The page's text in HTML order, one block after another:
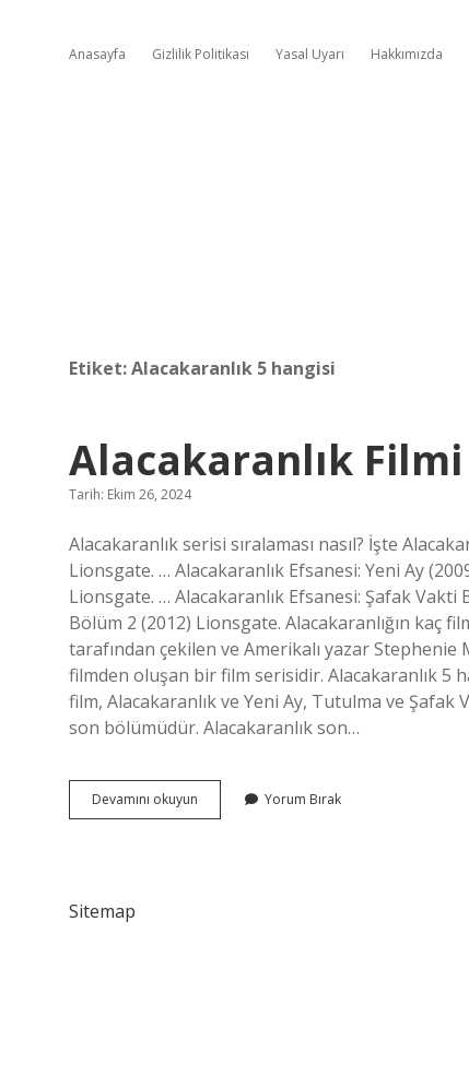
Anasayfa Gizlilik Politikası Yasal Uyarı Hakkımızda
Etiket:Alacakaranlık 5 hangisi
Alacakaranlık
Tarih: Ekim 26, 2024
Alacakaranlık serisi sıralaması nasıl? İşte
Lionsgate. … Alacakaranlık Efsanesi: Yeni Ay
Lionsgate. … Alacakaranlık Efsanesi: Şafak
Bölüm 2 (2012) Lionsgate. Alacakaranlığın kaç
tarafından çekilen ve Amerikalı yazar
filmden oluşan bir film serisidir. Alacakaranlık 5
film, Alacakaranlık ve Yeni Ay, Tutulma ve
son bölümüdür. Alacakaranlık son…
Devamını okuyun Alacakaranlık
Filmi
Yorum Bırak
Sitemap